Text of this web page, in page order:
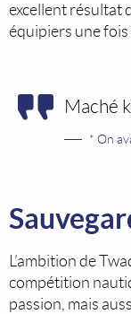
excellent résultat
équipiers une fois
Maché
* On
L’ambition de
compétition
passion, mais